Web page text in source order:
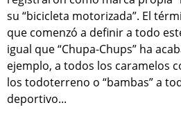
su “bicicleta motorizada”. El
que comenzó a definir a todo
igual que “Chupa-Chups” ha
ejemplo, a todos los caramelos
los todoterreno o “bambas” a
deportivo...